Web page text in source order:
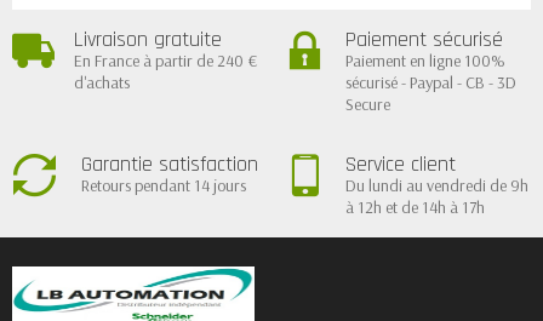
Livraison gratuite
En France à partir de 240 €
d'achats
Paiement sécurisé
Paiement en ligne 100%
sécurisé - Paypal - CB - 3D
Secure
Garantie satisfaction
Retours pendant 14 jours
Service client
Du lundi au vendredi de 9h
à 12h et de 14h à 17h